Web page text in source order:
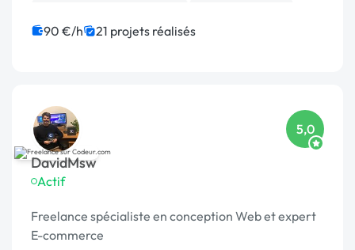
Site clé en main
WooCommerce
90 €/h 21 projets réalisés
DavidMsw
Actif
5,0
Freelance spécialiste en conception Web et expert
E-commerce